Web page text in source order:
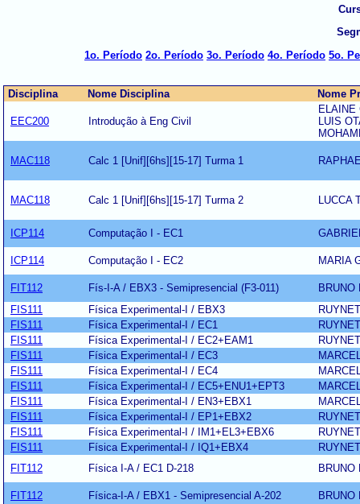
1o. Período 2o. Período 3o. Período 4o. Período 5o.
Disciplina Nome Disciplina Nome
EEC200 Introdução à Eng Civil
ELAINE
LUIS
MAC118 Calc 1 [Unif][6hs][15-17] Turma 1
MAC118 Calc 1 [Unif][6hs][15-17] Turma 2 LUCCA
ICP114 Computação I - EC1
ICP114 Computação I - EC2 MARIA
FIT112 Fís-I-A / EBX3 - Semipresencial (F3-011)
BRUNO
FIS111
Física Experimental-I / EBX3
FIS111
Física Experimental-I / EC1
FIS111
Física Experimental-I / EC2+EAM1
FIS111
Física Experimental-I / EC3
FIS111
Física Experimental-I / EC4
FIS111
Física Experimental-I / EC5+ENU1+EPT3
FIS111
Física Experimental-I / EN3+EBX1
FIS111
Física Experimental-I / EP1+EBX2
FIS111
Física Experimental-I / IM1+EL3+EBX6
FIS111
Física Experimental-I / IQ1+EBX4
FIT112
Física I-A / EC1 D-218 BRUNO
FIT112 Física-I-A / EBX1 - Semipresencial A-202 BRUNO